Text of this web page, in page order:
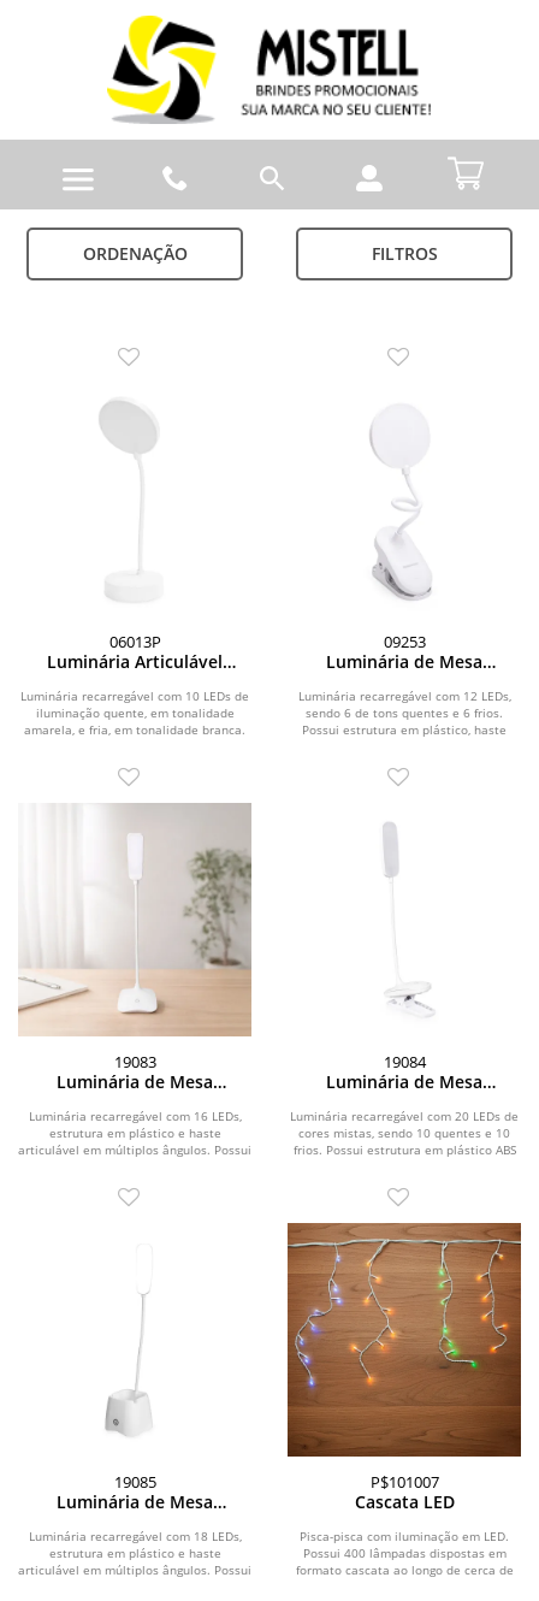
ORDENAÇÃO FILTROS
06013P
Luminária Articulável
Luminária recarregável com 10 LEDs de
iluminação quente, em tonalidade
amarela, e fria, em tonalidade branca.
09253
Luminária de Mesa
Luminária recarregável com 12 LEDs,
sendo 6 de tons quentes e 6 frios.
Possui estrutura em plástico, haste
19083
Luminária de Mesa
Luminária recarregável com 16 LEDs,
estrutura em plástico e haste
articulável em múltiplos ângulos. Possui
19084
Luminária de Mesa
Luminária recarregável com 20 LEDs de
cores mistas, sendo 10 quentes e 10
frios. Possui estrutura em plástico ABS
19085
Luminária de Mesa
Luminária recarregável com 18 LEDs,
estrutura em plástico e haste
articulável em múltiplos ângulos. Possui
P$101007
Cascata LED
Pisca-pisca com iluminação em LED.
Possui 400 lâmpadas dispostas em
formato cascata ao longo de cerca de